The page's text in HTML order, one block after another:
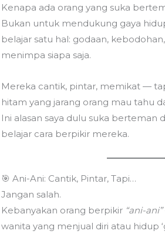
Kenapa ada orang yang suka
Bukan untuk mendukung gaya
belajar satu hal: godaan,
menimpa siapa saja.
Mereka cantik, pintar, memikat —
hitam yang jarang orang mau tahu
Ini alasan saya dulu suka berteman
belajar cara berpikir mereka.
🎯 Ani-Ani: Cantik, Pintar, Tapi…
Jangan salah.
Kebanyakan orang berpikir “ani-ani”
wanita yang menjual diri atau hidup